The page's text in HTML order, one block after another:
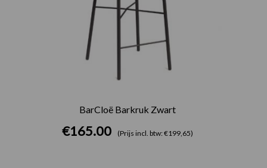
BarCloë Barkruk Zwart
€165.00 (Prijs incl. btw: €199,65)